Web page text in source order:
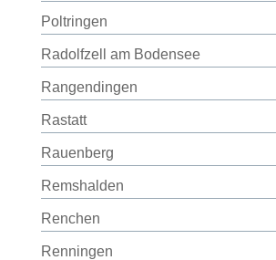
Poltringen
Radolfzell am Bodensee
Rangendingen
Rastatt
Rauenberg
Remshalden
Renchen
Renningen